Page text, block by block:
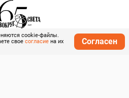
cookie-файлы.
свое согласие на их
Согласен